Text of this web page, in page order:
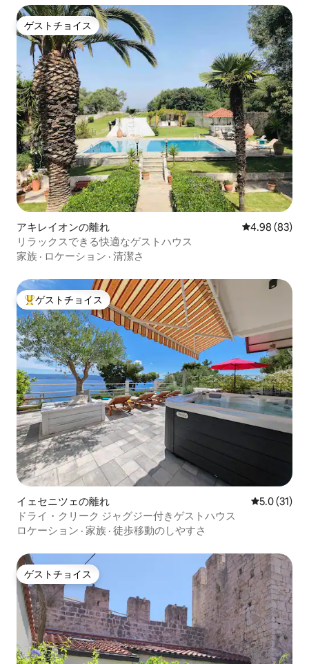
ゲストチョイス
ゲストチョイス
アキレイオンの離れ レビュー83
4.98 (83)
リラックスできる快適なゲストハウス
家族 · ロケーション · 清潔さ
大好評のゲストチョイスです。
ゲストチョイス
イェセニツェの離れ レビュー31
5.0 (31)
ドライ・クリーク ジャグジー付きゲストハウス
ロケーション · 家族 · 徒歩移動のしやすさ
ゲストチョイス
ゲストチョイス